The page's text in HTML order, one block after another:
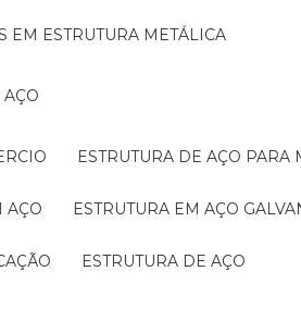
EM ESTRUTURA METÁLICA
AÇO
ESTRUTURA DE AÇO PARA
AÇO ESTRUTURA EM AÇO
ESTRUTURA DE AÇO